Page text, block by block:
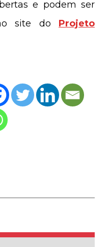
e podem ser
site do Projeto